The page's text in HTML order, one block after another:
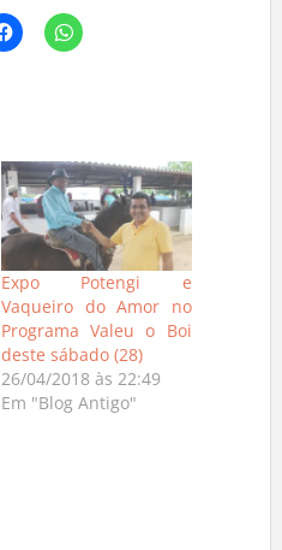
Expo Potengi e
Vaqueiro do Amor no
Programa Valeu o Boi
deste sábado (28)
26/04/2018 às 22:49
Em "Blog Antigo"